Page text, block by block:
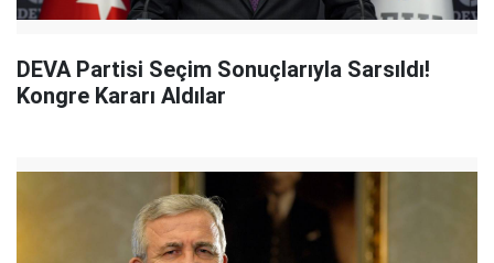
DEVA Partisi Seçim Sonuçlarıyla Sarsıldı!
Kongre Kararı Aldılar